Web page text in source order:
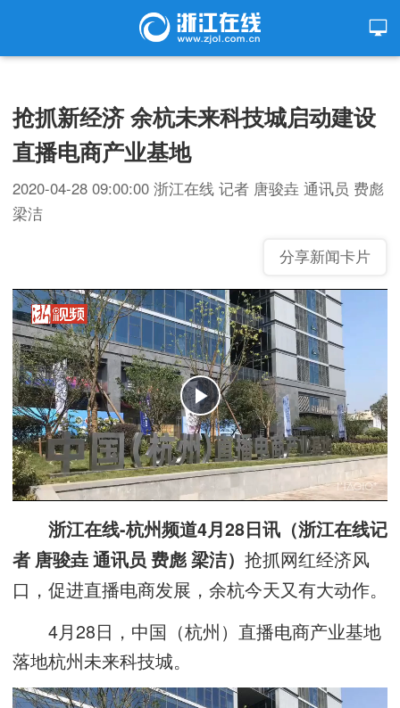
抢抓新经济 余杭未来科技城启动建设
直播电商产业基地
2020-04-28 09:00:00 浙江在线 记者 唐骏垚 通讯员 费彪
梁洁
分享新闻卡片
浙江在线-杭州频道4月28日讯（浙江在线记
者 唐骏垚 通讯员 费彪 梁洁） 抢抓网红经济风
口，促进直播电商发展，余杭今天又有大动作。
4月28日，中国（杭州）直播电商产业基地
落地杭州未来科技城。